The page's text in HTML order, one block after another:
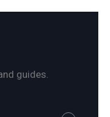
guides.